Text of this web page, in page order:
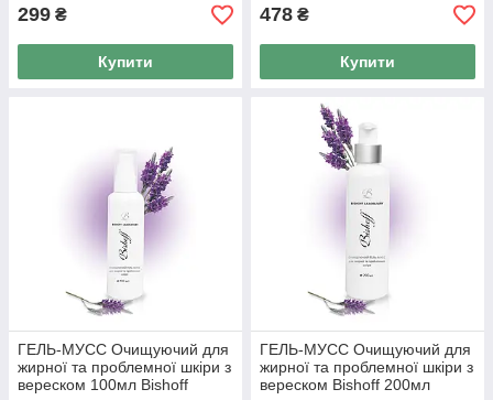
299 ₴
Купити
478 ₴
Купити
ГЕЛЬ-МУСС Очищуючий для
жирної та проблемної шкіри з
вереском 100мл Bishoff
ГЕЛЬ-МУСС Очищуючий для
жирної та проблемної шкіри з
вереском Bishoff 200мл